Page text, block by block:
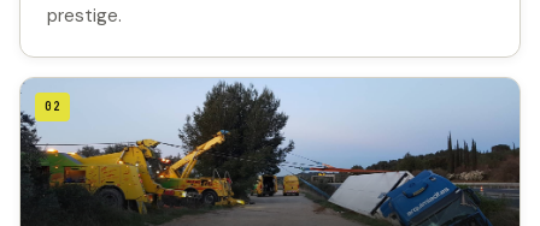
prestige.
02